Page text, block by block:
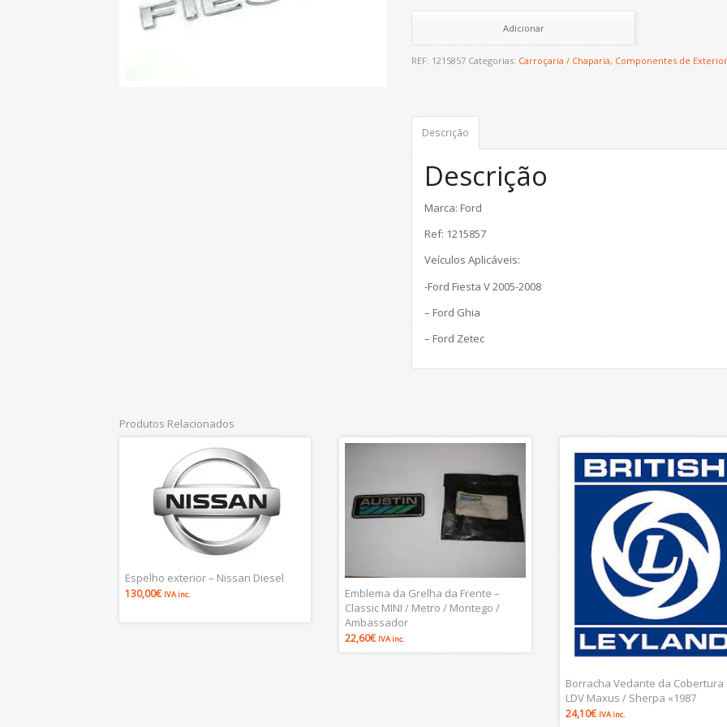
Adicionar
REF: 1215857 Categorias: Carroçaria / Chaparia, Componentes de Exterior
Descrição
Descrição
Marca: Ford
Ref: 1215857
Veículos Aplicáveis:
-Ford Fiesta V 2005-2008
– Ford Ghia
– Ford Zetec
Produtos Relacionados
Espelho exterior – Nissan Diesel
130,00€ IVA inc.
Emblema da Grelha da Frente –
Classic MINI / Metro / Montego /
Ambassador
22,60€ IVA inc.
Borracha Vedante da Cobertura
LDV Maxus / Sherpa «1987
24,10€ IVA inc.